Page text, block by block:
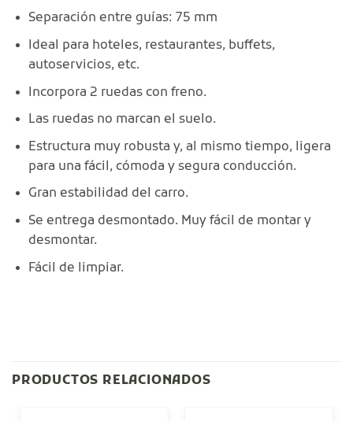
Separación entre guías: 75 mm
Ideal para hoteles, restaurantes, buffets,
autoservicios, etc.
Incorpora 2 ruedas con freno.
Las ruedas no marcan el suelo.
Estructura muy robusta y, al mismo tiempo, ligera
para una fácil, cómoda y segura conducción.
Gran estabilidad del carro.
Se entrega desmontado. Muy fácil de montar y
desmontar.
Fácil de limpiar.
PRODUCTOS RELACIONADOS